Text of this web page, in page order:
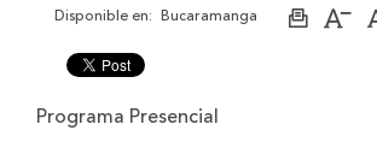
Disponible en: Bucaramanga
Imprimir
Programa Presencial